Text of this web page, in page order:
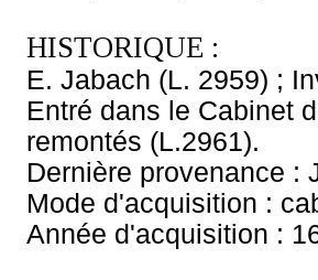
HISTORIQUE :
E. Jabach (L. 2959) ;
Entré dans le Cabinet
remontés (L.2961).
Dernière provenance :
Mode d'acquisition :
Année d'acquisition :